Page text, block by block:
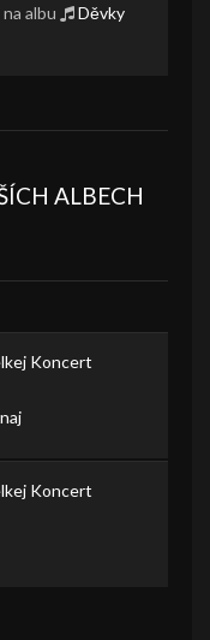
albu
Děvky
ALBECH
Koncert
Koncert